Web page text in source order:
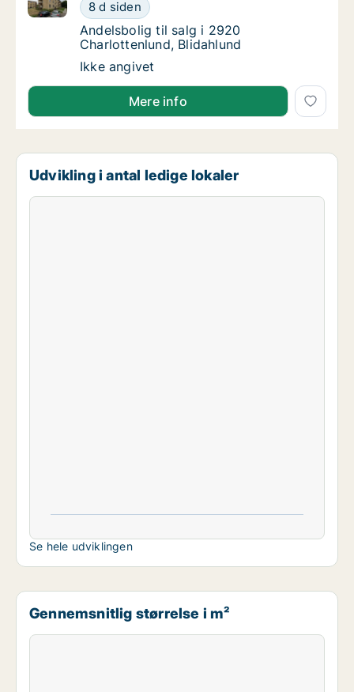
8 d siden
Andelsbolig til salg i 2920 Charlottenlund,
Andelsbolig til salg i 2920
Charlottenlund, Blidahlund
Andelsbolig til salg i 2920 Charlottenlund,
Ikke angivet
Mere info
Udvikling i antal ledige lokaler
Se hele udviklingen
Gennemsnitlig størrelse i m²